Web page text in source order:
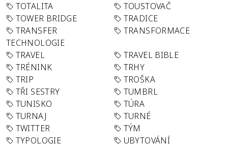
TOTALITA
TOUSTOVAČ
TOWER BRIDGE
TRADICE
TRANSFER
TECHNOLOGIE
TRANSFORMACE
TRAVEL
TRAVEL BIBLE
TRÉNINK
TRHY
TRIP
TROŠKA
TŘI SESTRY
TUMBRL
TUNISKO
TÚRA
TURNAJ
TURNÉ
TWITTER
TÝM
TYPOLOGIE
UBYTOVÁNÍ